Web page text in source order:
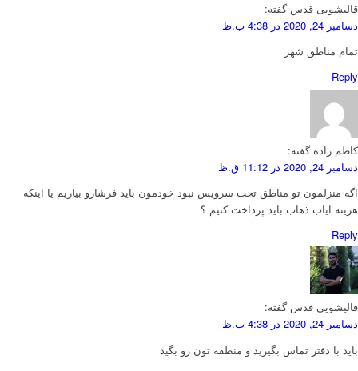
قالیشویی قدس گفته:
دسامبر 24, 2020 در 4:38 ب.ظ
تمام مناطق شهر
Reply
کاظم زاده گفته:
دسامبر 24, 2020 در 11:12 ق.ظ
اگه منزلمون تو مناطق تحت سرویس نبود خودمون باید فرشارو بیاریم یا اینکه
هزینه ایاب ذهاب باید پرداخت کنیم ؟
Reply
قالیشویی قدس گفته:
دسامبر 24, 2020 در 4:38 ب.ظ
باید با دفتر تماس بگیرید و منطقه تون رو بگید